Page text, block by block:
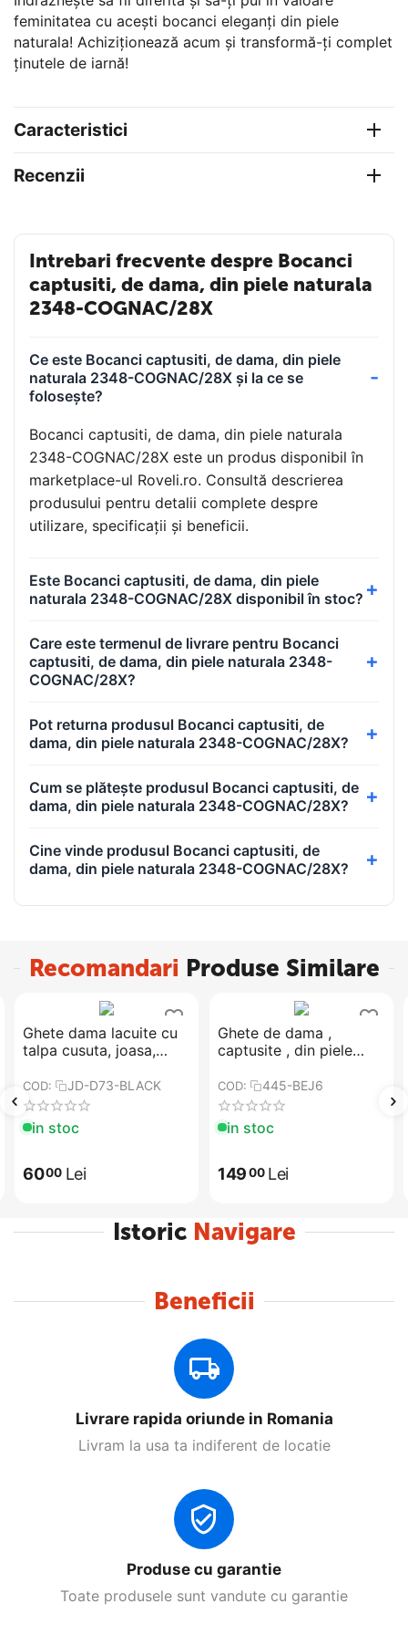
feminitatea cu acești bocanci eleganți din piele
naturala! Achiziționează acum și transformă-ți complet
ținutele de iarnă!
Caracteristici
Recenzii
Intrebari frecvente despre Bocanci
captusiti, de dama, din piele naturala
2348-COGNAC/28X
Ce este Bocanci captusiti, de dama, din piele
naturala 2348-COGNAC/28X și la ce se
folosește?
Bocanci captusiti, de dama, din piele naturala
2348-COGNAC/28X este un produs disponibil în
marketplace-ul Roveli.ro. Consultă descrierea
produsului pentru detalii complete despre
utilizare, specificații și beneficii.
Este Bocanci captusiti, de dama, din piele
naturala 2348-COGNAC/28X disponibil în stoc?
Care este termenul de livrare pentru Bocanci
captusiti, de dama, din piele naturala 2348-
COGNAC/28X?
Pot returna produsul Bocanci captusiti, de
dama, din piele naturala 2348-COGNAC/28X?
Cum se plătește produsul Bocanci captusiti, de
dama, din piele naturala 2348-COGNAC/28X?
Cine vinde produsul Bocanci captusiti, de
dama, din piele naturala 2348-COGNAC/28X?
Recomandari Produse Similare
Ghete dama lacuite cu
talpa cusuta, joasa,
sport JD-D73-BLACK
COD: JD-D73-BLACK
in stoc
6000 Lei
​​Ghete de dama ,
captusite , din piele
cusuta 445-BEJ6
COD: 445-BEJ6
in stoc
14900 Lei
Istoric Navigare
Beneficii
Livrare rapida oriunde in Romania
Livram la usa ta indiferent de locatie
Produse cu garantie
Toate produsele sunt vandute cu garantie